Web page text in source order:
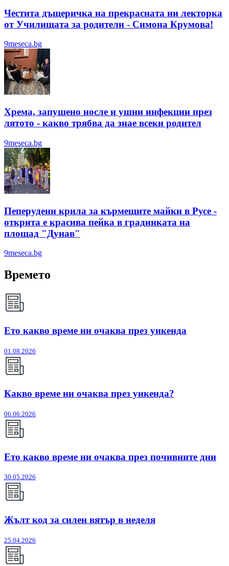
Честита дъщеричка на прекрасната ни лекторка
от Училищата за родители - Симона Крумова!
9meseca.bg
Хрема, запушено носле и ушни инфекции през
лятотo - какво трябва да знае всеки родител
9meseca.bg
Пеперудени крила за кърмещите майки в Русе -
открита е красива пейка в градинката на
площад "Дунав"
9meseca.bg
Времето
Ето какво време ни очаква през уикенда
01.08.2026
Какво време ни очаква през уикенда?
06.06.2026
Ето какво време ни очаква през почивните дни
30.05.2026
Жълт код за силен вятър в неделя
25.04.2026